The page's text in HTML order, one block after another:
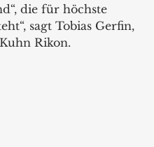
die für höchste
sagt Tobias Gerfin,
Rikon.